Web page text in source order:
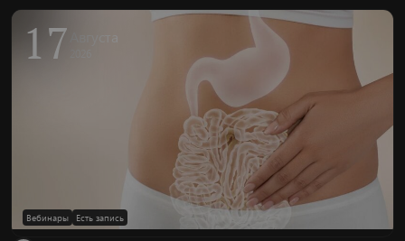
17
Вебинары Есть запись